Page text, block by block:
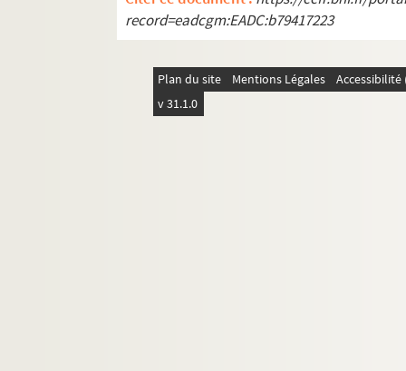
record=eadcgm:EADC:b79417223
Plan du site Mentions Légales
v 31.1.0